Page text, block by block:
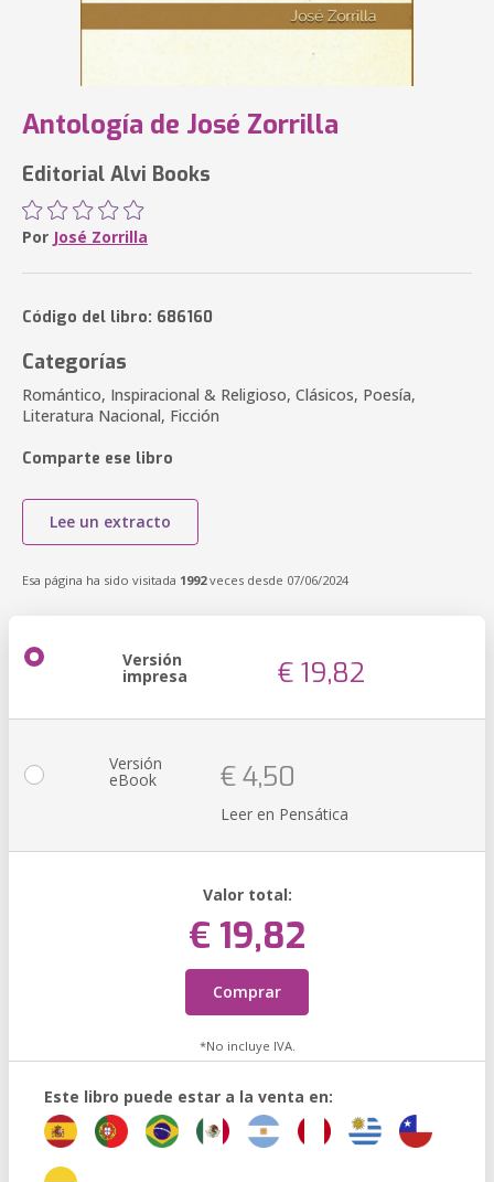
Antología de José Zorrilla
Editorial Alvi Books
Por José Zorrilla
Código del libro: 686160
Categorías
Romántico, Inspiracional & Religioso, Clásicos, Poesía,
Literatura Nacional, Ficción
Comparte ese libro
Lee un extracto
Esa página ha sido visitada 1992veces desde 07/06/2024
Versión
impresa € 19,82
Versión
eBook € 4,50
Leer en Pensática
Valor total:
€ 19,82
Comprar
*No incluye IVA.
Este libro puede estar a la venta en: